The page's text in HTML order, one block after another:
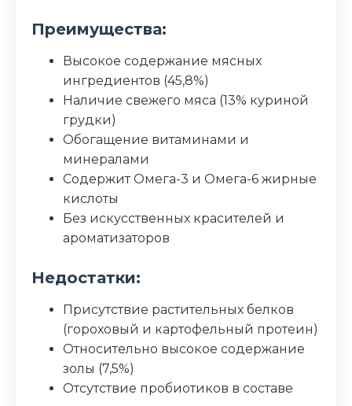
Преимущества:
Высокое содержание мясных
ингредиентов (45,8%)
Наличие свежего мяса (13% куриной
грудки)
Обогащение витаминами и
минералами
Содержит Омега-3 и Омега-6 жирные
кислоты
Без искусственных красителей и
ароматизаторов
Недостатки:
Присутствие растительных белков
(гороховый и картофельный протеин)
Относительно высокое содержание
золы (7,5%)
Отсутствие пробиотиков в составе